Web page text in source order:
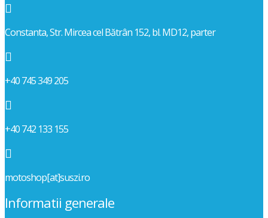

Constanta, Str. Mircea cel Bătrân 152, bl. MD12, parter

+40 745 349 205

+40 742 133 155

motoshop[at]suszi.ro
Informatii generale